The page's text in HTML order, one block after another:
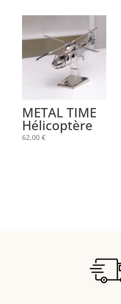
METAL TIME
Hélicoptère
62,00 €